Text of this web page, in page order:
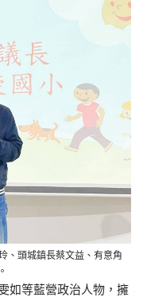
、頭城鎮長蔡文益、有意角
如等藍營政治人物，擁